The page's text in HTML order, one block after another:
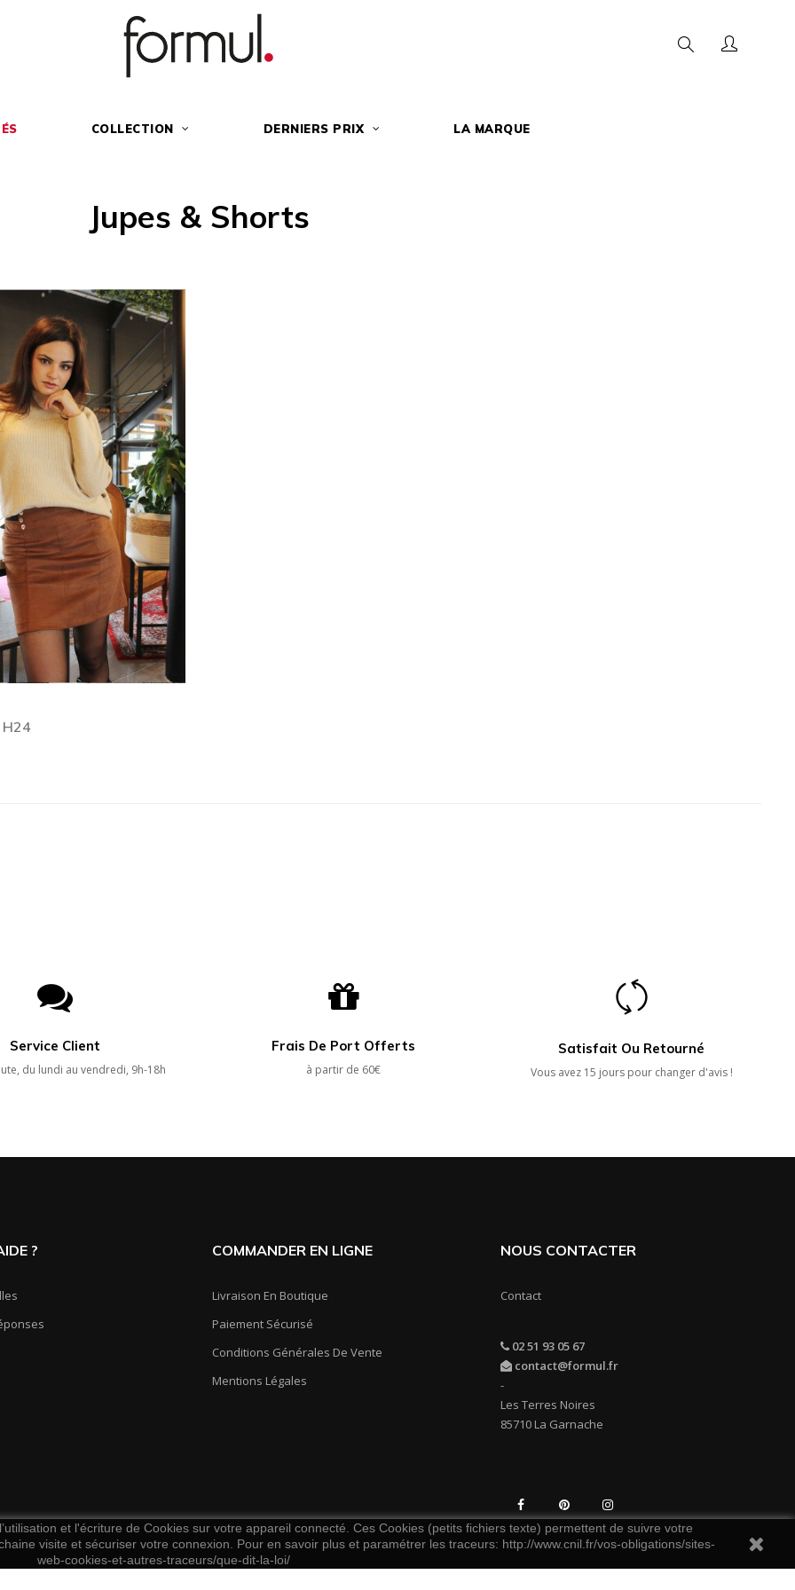
Chercher
COLLECTION DERNIERS PRIX LA MARQUE
Jupes & Shorts
H24
Service Client
du lundi au vendredi, 9h-18h
Frais De Port Offerts
à partir de 60€
Satisfait Ou Retourné
Vous avez 15 jours pour changer d'avis !
? COMMANDER EN LIGNE
Livraison En Boutique
Paiement Sécurisé
Conditions Générales De Vente
Mentions Légales
NOUS CONTACTER
Contact
02 51 93 05 67
contact@formul.fr
-
Les Terres Noires
85710 La Garnache
Facebook Pinterest
et l'écriture de Cookies sur votre appareil connecté. Ces Cookies (petits fichiers texte) permettent de suivre votre
visite et sécuriser votre connexion. Pour en savoir plus et paramétrer les traceurs: http://www.cnil.fr/vos-obligations/sites-
web-cookies-et-autres-traceurs/que-dit-la-loi/